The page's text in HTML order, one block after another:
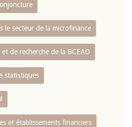
le secteur de la microfinance
de recherche de la BCEAO
statistiques
et établissements financiers